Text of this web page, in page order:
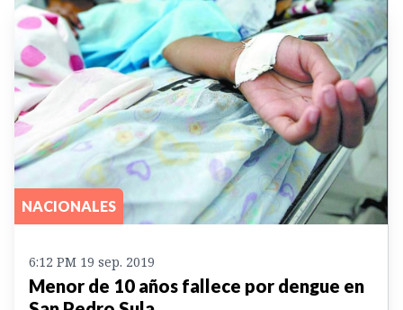
NACIONALES
6:12 PM 19 sep. 2019
Menor de 10 años fallece por dengue en